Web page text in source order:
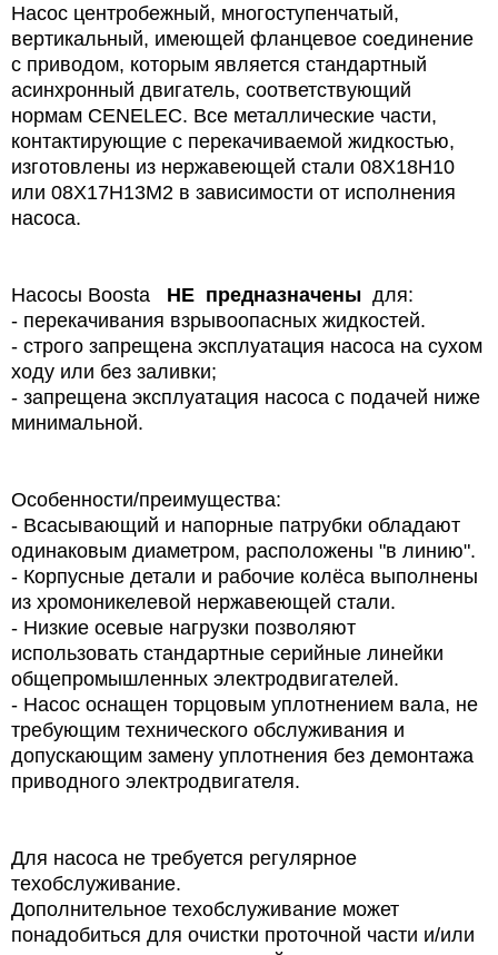
Насос центробежный, многоступенчатый,
вертикальный, имеющей фланцевое соединение
с приводом, которым является стандартный
асинхронный двигатель, соответствующий
нормам CENELEC. Все металлические части,
контактирующие с перекачиваемой жидкостью,
изготовлены из нержавеющей стали 08Х18Н10
или 08Х17Н13М2 в зависимости от исполнения
насоса.
Насосы Boosta НЕ предназначены для:
- перекачивания взрывоопасных жидкостей.
- строго запрещена эксплуатация насоса на сухом
ходу или без заливки;
- запрещена эксплуатация насоса с подачей ниже
минимальной.
Особенности/преимущества:
- Всасывающий и напорные патрубки обладают
одинаковым диаметром, расположены "в линию".
- Корпусные детали и рабочие колёса выполнены
из хромоникелевой нержавеющей стали.
- Низкие осевые нагрузки позволяют
использовать стандартные серийные линейки
общепромышленных электродвигателей.
- Насос оснащен торцовым уплотнением вала, не
требующим технического обслуживания и
допускающим замену уплотнения без демонтажа
приводного электродвигателя.
Для насоса не требуется регулярное
техобслуживание.
Дополнительное техобслуживание может
понадобиться для очистки проточной части и/или